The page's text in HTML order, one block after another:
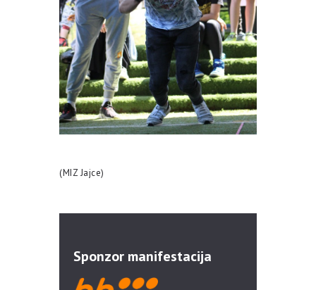
(MIZ Jajce)
Sponzor manifestacija